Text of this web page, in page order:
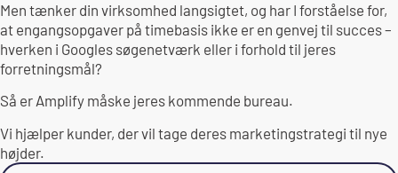
Men tænker din virksomhed langsigtet, og har I forståelse for,
at engangsopgaver på timebasis ikke er en genvej til succes –
hverken i Googles søgenetværk eller i forhold til jeres
forretningsmål?
Så er Amplify måske jeres kommende bureau.
Vi hjælper kunder, der vil tage deres marketingstrategi til nye
højder.